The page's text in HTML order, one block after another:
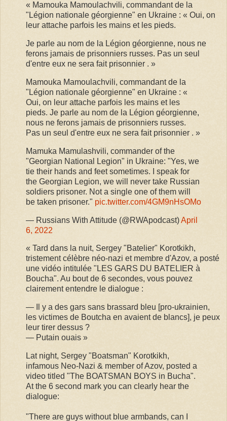
« Mamouka Mamoulachvili, commandant de la
"Légion nationale géorgienne" en Ukraine : « Oui, on
leur attache parfois les mains et les pieds.
Je parle au nom de la Légion géorgienne, nous ne
ferons jamais de prisonniers russes. Pas un seul
d'entre eux ne sera fait prisonnier . »
Mamouka Mamoulachvili, commandant de la
"Légion nationale géorgienne" en Ukraine : «
Oui, on leur attache parfois les mains et les
pieds. Je parle au nom de la Légion géorgienne,
nous ne ferons jamais de prisonniers russes.
Pas un seul d'entre eux ne sera fait prisonnier . »
Mamuka Mamulashvili, commander of the
"Georgian National Legion" in Ukraine: "Yes, we
tie their hands and feet sometimes. I speak for
the Georgian Legion, we will never take Russian
soldiers prisoner. Not a single one of them will
be taken prisoner." pic.twitter.com/4GM9nHsOMo
— Russians With Attitude (@RWApodcast)April
6, 2022
« Tard dans la nuit, Sergey "Batelier" Korotkikh,
tristement célèbre néo-nazi et membre d'Azov, a posté
une vidéo intitulée "LES GARS DU BATELIER à
Boucha". Au bout de 6 secondes, vous pouvez
clairement entendre le dialogue :
— Il y a des gars sans brassard bleu [pro-ukrainien,
les victimes de Boutcha en avaient de blancs], je peux
leur tirer dessus ?
— Putain ouais »
Lat night, Sergey "Boatsman" Korotkikh,
infamous Neo-Nazi & member of Azov, posted a
video titled "The BOATSMAN BOYS in Bucha".
At the 6 second mark you can clearly hear the
dialogue:
"There are guys without blue armbands, can I